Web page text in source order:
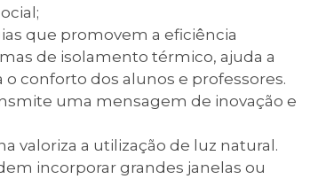
que promovem a eficiência
de isolamento térmico, ajuda a
conforto dos alunos e professores.
uma mensagem de inovação e
valoriza a utilização de luz natural.
incorporar grandes janelas ou